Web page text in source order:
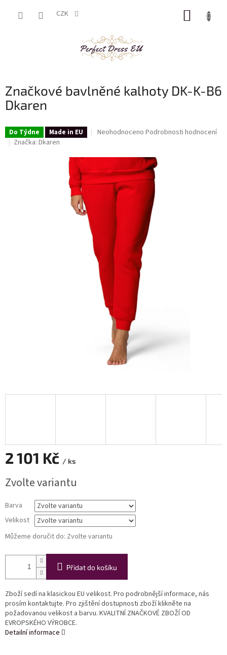
CZK
Značkové bavlněné kalhoty DK-K-B6
Dkaren
Do Týdne Made in EU
Průměrné
je
0,0
z
hvězdiček.
Neohodnoceno Podrobnosti hodnocení
Značka: Dkaren
2 101 Kč / ks
cena:
Zvolte variantu
Barva
Velikost
Můžeme doručit do: Zvolte variantu
Přidat do košíku
Zboží sedí na klasickou EU velikost. Pro podrobnější informace, nás
prosím kontaktujte. Pro zjištění dostupnosti zboží klikněte na
požadovanou velikost a barvu. KVALITNÍ ZNAČKOVÉ ZBOŽÍ OD
EVROPSKÉHO VÝROBCE.
Detailní informace